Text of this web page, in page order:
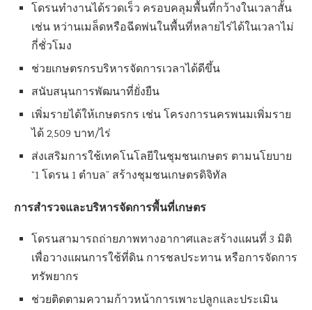
โดรนทำงานได้รวดเร็ว ครอบคลุมพื้นที่กว้างในเวลาสั้น
เช่น หว่านเมล็ดหรือฉีดพ่นในพื้นที่หลายไร่ได้ในเวลาไม่
กี่ชั่วโมง
ช่วยเกษตรกรบริหารจัดการเวลาได้ดีขึ้น
สนับสนุนการพัฒนาที่ยั่งยืน
เพิ่มรายได้ให้เกษตรกร เช่น โครงการนครพนมเพิ่มราย
ได้ 2,509 บาท/ไร่
ส่งเสริมการใช้เทคโนโลยีในชุมชนเกษตร ตามนโยบาย
“1 โดรน 1 ตำบล” สร้างชุมชนเกษตรดิจิทัล
การสำรวจและบริหารจัดการพื้นที่เกษตร
โดรนสามารถถ่ายภาพทางอากาศและสร้างแผนที่ 3 มิติ
เพื่อวางแผนการใช้ที่ดิน การชลประทาน หรือการจัดการ
ทรัพยากร
ช่วยติดตามความก้าวหน้าการเพาะปลูกและประเมิน